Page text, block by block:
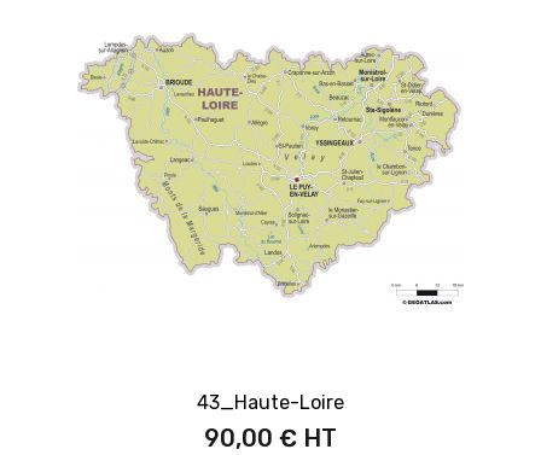
43_Haute-Loire
90,00 €